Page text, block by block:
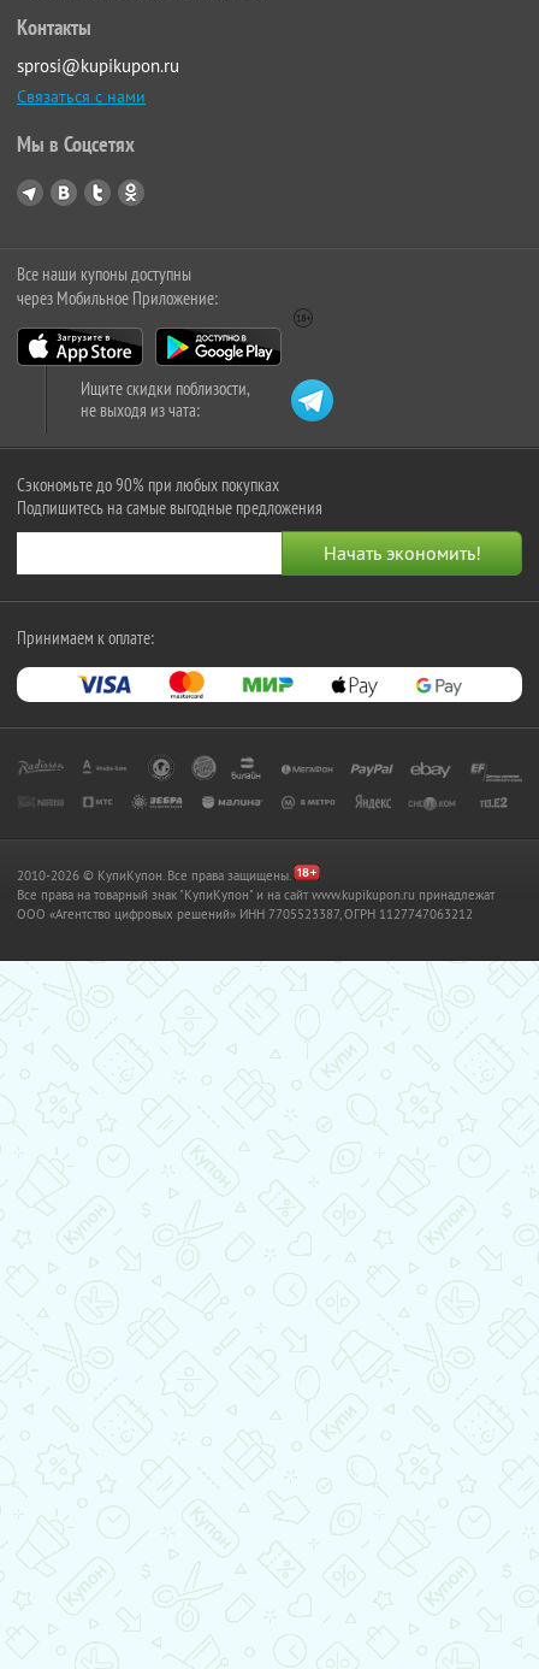
Контакты
sprosi@kupikupon.ru
Связаться с нами
Мы в Соцсетях
Все наши купоны доступны
через Мобильное Приложение:
Ищите скидки поблизости,
не выходя из чата:
Сэкономьте до 90% при любых покупках
Подпишитесь на самые выгодные предложения
Принимаем к оплате:
2010-2026 © КупиКупон. Все права защищены.
Все права на товарный знак "КупиКупон" и на сайт www.kupikupon.ru принадлежат
OOO «Агентство цифровых решений» ИНН 7705523387, ОГРН 1127747063212